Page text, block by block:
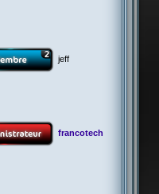
jeff
francotech